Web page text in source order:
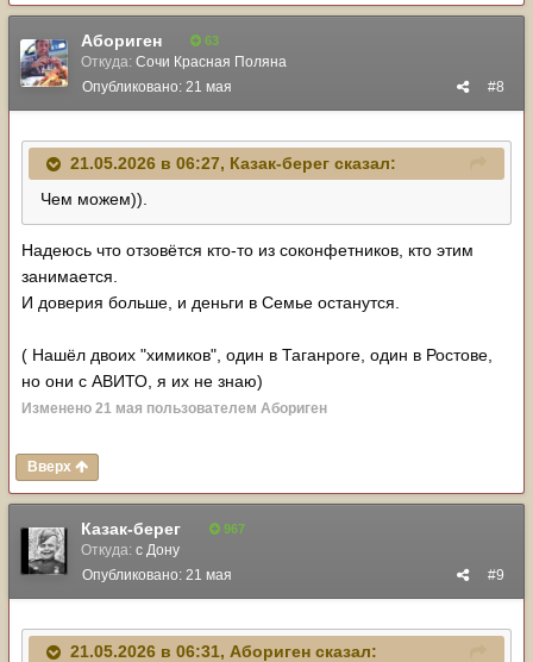
Абориген 63
Откуда: Сочи Красная Поляна
#8
Опубликовано: 21 мая
21.05.2026 в 06:27, Казак-берег сказал:
Чем можем)).
Надеюсь что отзовётся кто-то из соконфетников, кто этим
занимается.
И доверия больше, и деньги в Семье останутся.
( Нашёл двоих "химиков", один в Таганроге, один в Ростове,
но они с АВИТО, я их не знаю)
Изменено 21 мая пользователем Абориген
Вверх
Казак-берег 967
Откуда: с Дону
#9
Опубликовано: 21 мая
21.05.2026 в 06:31, Абориген сказал: